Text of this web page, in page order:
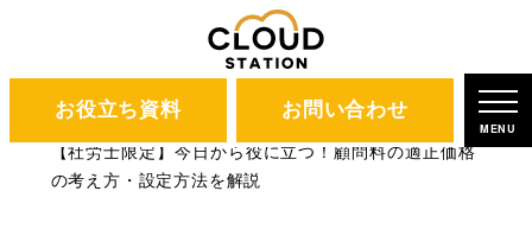
お役立ち資料 お問い合わせ
MENU
CLOUD STATION
ブログ
【社労士限定】今日から役に立つ！顧問料の適正価格
の考え方・設定方法を解説